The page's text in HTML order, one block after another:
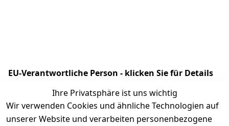
EU-Verantwortliche Person - klicken Sie für Details
Ihre Privatsphäre ist uns wichtig
Wir verwenden Cookies und ähnliche Technologien auf
unserer Website und verarbeiten personenbezogene